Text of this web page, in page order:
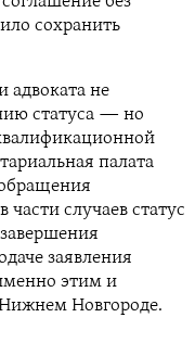
сохранить
адвоката не
статуса — но
палата
случаев статус
заявления
этим и
Новгороде.